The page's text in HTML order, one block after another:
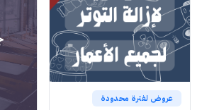
عروض لفترة محدودة